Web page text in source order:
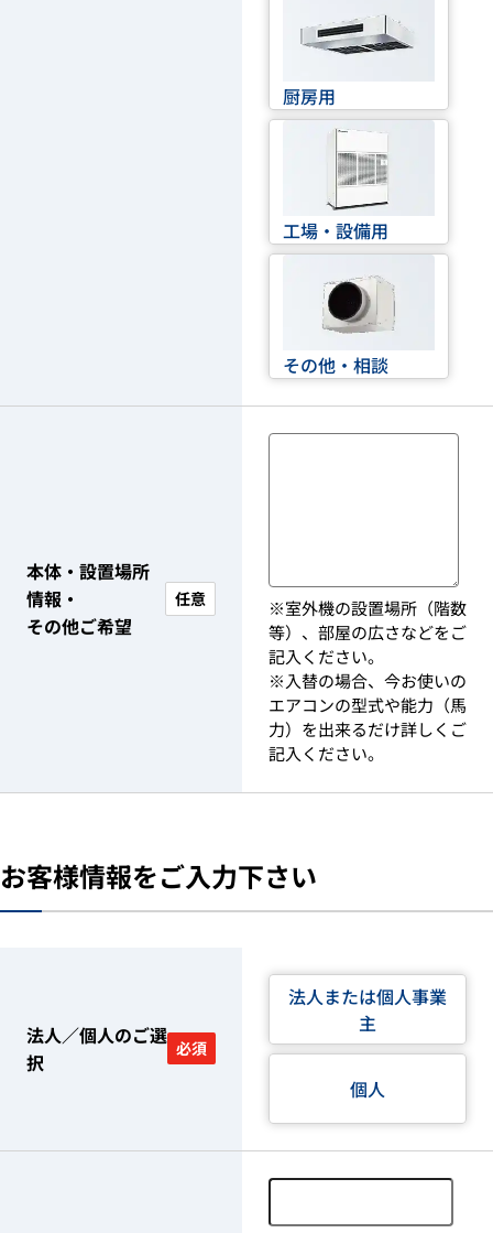
厨房用
工場・設備用
その他・相談
本体・設置場所
情報・
その他ご希望
任意
※室外機の設置場所（階数
等）、部屋の広さなどをご
記入ください。
※入替の場合、今お使いの
エアコンの型式や能力（馬
力）を出来るだけ詳しくご
記入ください。
お客様情報をご入力下さい
法人／個人のご選
択
必須
法人または個人事業
主
個人